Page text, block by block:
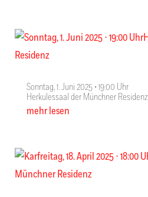
Sonntag, 1. Juni 2025 ∙ 19:00 Uhr
Herkulessaal der Münchner Residenz
mehr lesen